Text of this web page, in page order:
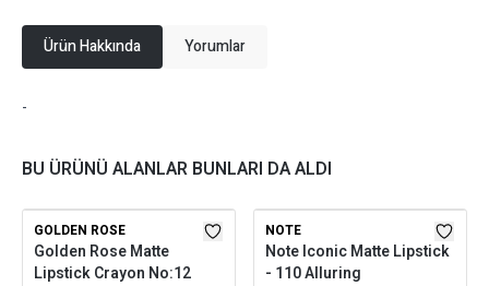
Ürün Hakkında Yorumlar
-
BU ÜRÜNÜ ALANLAR BUNLARI DA ALDI
GOLDEN ROSE
Golden Rose Matte
Lipstick Crayon No:12
NOTE
Note Iconic Matte Lipstick
- 110 Alluring